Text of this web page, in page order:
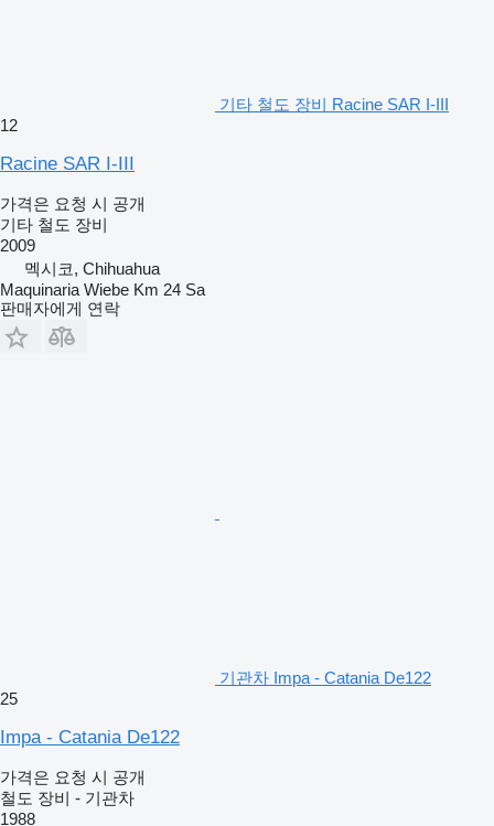
기타 철도 장비 Racine SAR I-III
12
Racine SAR I-III
가격은 요청 시 공개
기타 철도 장비
2009
멕시코, Chihuahua
Maquinaria Wiebe Km 24 Sa
판매자에게 연락
기관차 Impa - Catania De122
25
Impa - Catania De122
가격은 요청 시 공개
철도 장비 - 기관차
1988